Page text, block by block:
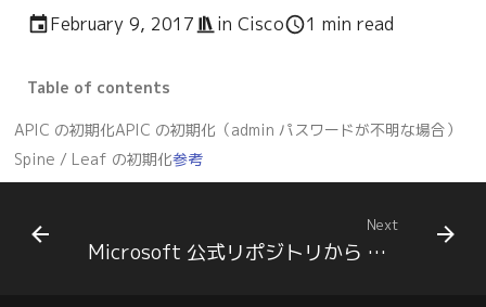
February 9, 2017
in Cisco 1 min read
Table of contents
APIC の初期化APIC の初期化（admin パスワードが不明な場合）
Spine / Leaf の初期化参考
Next
Microsoft 公式リポジトリから Ubuntu/CentOS へ PowerShell Core をインストールする